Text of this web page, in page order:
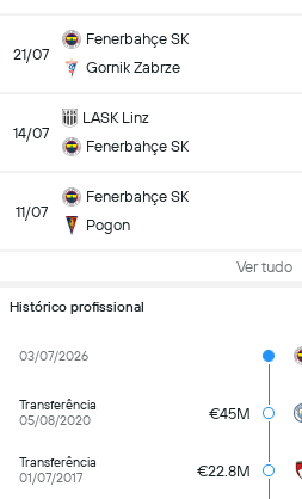
21/07
Fenerbahçe SK
Gornik Zabrze
14/07
LASK Linz
Fenerbahçe SK
11/07
Fenerbahçe SK
Pogon
Ver tudo
Histórico profissional
03/07/2026
Transferência
05/08/2020
€45M
Transferência
01/07/2017
€22.8M